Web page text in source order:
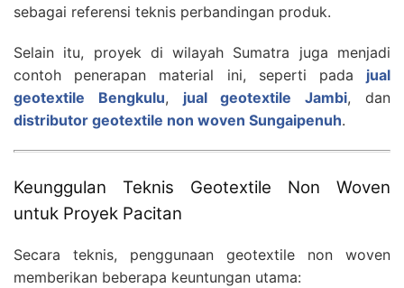
sebagai referensi teknis perbandingan produk.
Selain itu, proyek di wilayah Sumatra juga menjadi
contoh penerapan material ini, seperti pada jual
geotextile Bengkulu, jual geotextile Jambi, dan
distributor geotextile non woven Sungaipenuh.
Keunggulan Teknis Geotextile Non Woven
untuk Proyek Pacitan
Secara teknis, penggunaan geotextile non woven
memberikan beberapa keuntungan utama: